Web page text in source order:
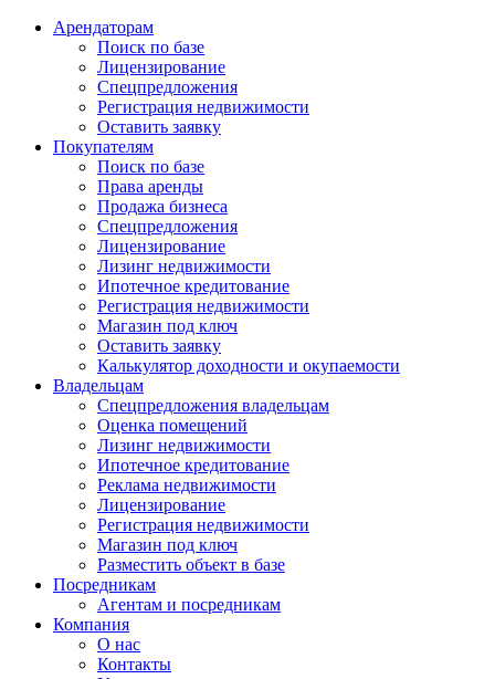
Арендаторам
Поиск по базе
Лицензирование
Спецпредложения
Регистрация недвижимости
Оставить заявку
Покупателям
Поиск по базе
Права аренды
Продажа бизнеса
Спецпредложения
Лицензирование
Лизинг недвижимости
Ипотечное кредитование
Регистрация недвижимости
Магазин под ключ
Оставить заявку
Калькулятор доходности и окупаемости
Владельцам
Спецпредложения владельцам
Оценка помещений
Лизинг недвижимости
Ипотечное кредитование
Реклама недвижимости
Лицензирование
Регистрация недвижимости
Магазин под ключ
Разместить объект в базе
Посредникам
Агентам и посредникам
Компания
О нас
Контакты